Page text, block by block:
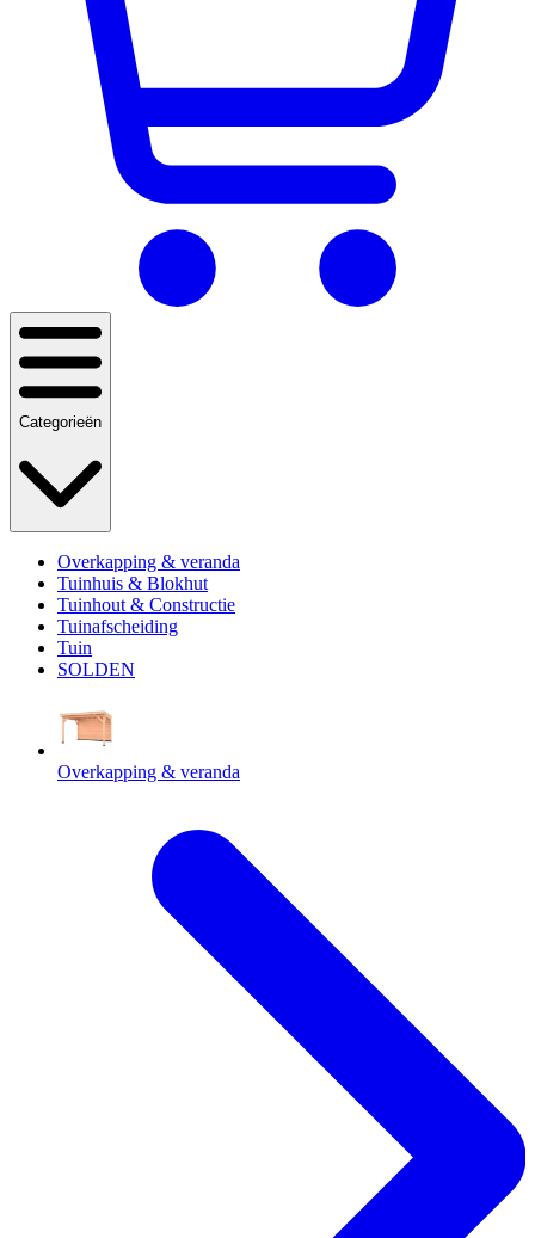
Categorieën
Overkapping & veranda
Tuinhuis & Blokhut
Tuinhout & Constructie
Tuinafscheiding
Tuin
SOLDEN
Overkapping & veranda